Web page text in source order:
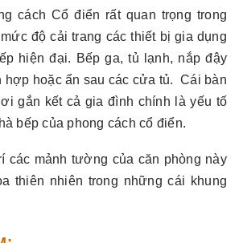
cách Cổ điển rất quan trọng trong
độ cải trang các thiết bị gia dụng
hiện đại. Bếp ga, tủ lạnh, nắp đậy
hợp hoặc ẩn sau các cửa tủ. Cái bàn
gắn kết cả gia đình chính là yếu tố
bếp của phong cách cổ điển.
các mảnh tường của căn phòng này
thiên nhiên trong những cái khung